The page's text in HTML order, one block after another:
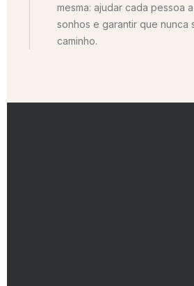
mesma: ajudar cada pessoa
sonhos e garantir que nunca
caminho.